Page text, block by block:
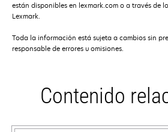
están disponibles en lexmark.com o a través de
Lexmark.
Toda la información está sujeta a cambios sin
responsable de errores u omisiones.
Contenido